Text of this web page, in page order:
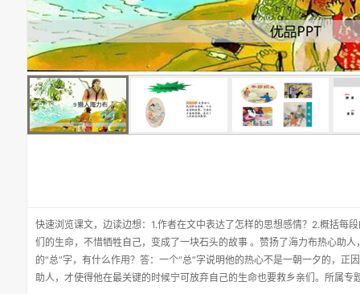
快速浏览课文，边读边想：1.作者在文中表达了怎样的思想感情？2.概括每
们的生命，不惜牺牲自己，变成了一块石头的故事 。赞扬了海力布热心助
的“总”字，有什么作用？答：一个“总”字说明他的热心不是一朝一夕的，正
助人，才使得他在最关键的时候宁可放弃自己的生命也要救乡亲们。所属专